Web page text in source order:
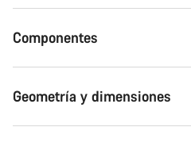
Componentes
Geometría y dimensiones